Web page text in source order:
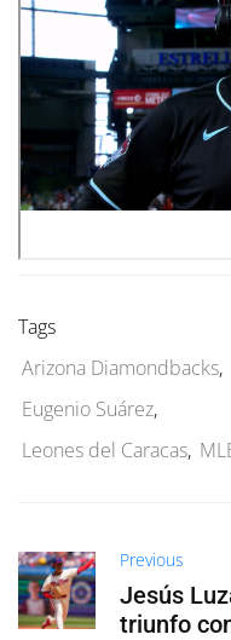
Tags
Arizona Diamondbacks,
Eugenio Suárez,
Leones del Caracas,
Previous
Jesús
triunfo